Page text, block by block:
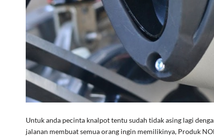
Untuk anda pecinta knalpot tentu sudah tidak asing lagi
jalanan membuat semua orang ingin memilikinya, Produk